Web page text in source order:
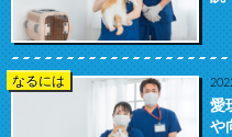
なるには
愛
や